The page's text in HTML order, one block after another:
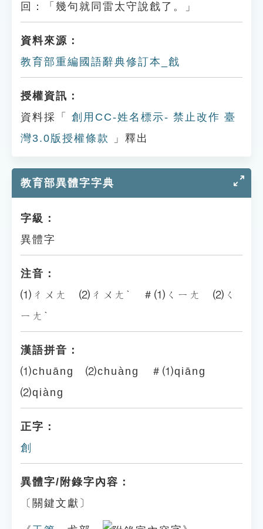
回：「幾句就同雷太守說戧了。」
資料來源：
教育部重編國語辭典修訂本_戧
授權資訊：
資料採「
創用CC-姓名標示- 禁止改作 臺
灣3.0版授權條款
」釋出
教育部異體字字典
字級：
異體字
注音：
⑴ㄔㄨㄤ ⑵ㄔㄨㄤˋ ＃⑴ㄑㄧㄤ ⑵ㄑ
ㄧㄤˋ
漢語拼音：
⑴chuāng ⑵chuàng ＃⑴qiāng
⑵qiàng
正字：
創
異體字/附錄字內容：
〔關鍵文獻〕